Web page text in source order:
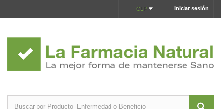
Iniciar sesión
CLP